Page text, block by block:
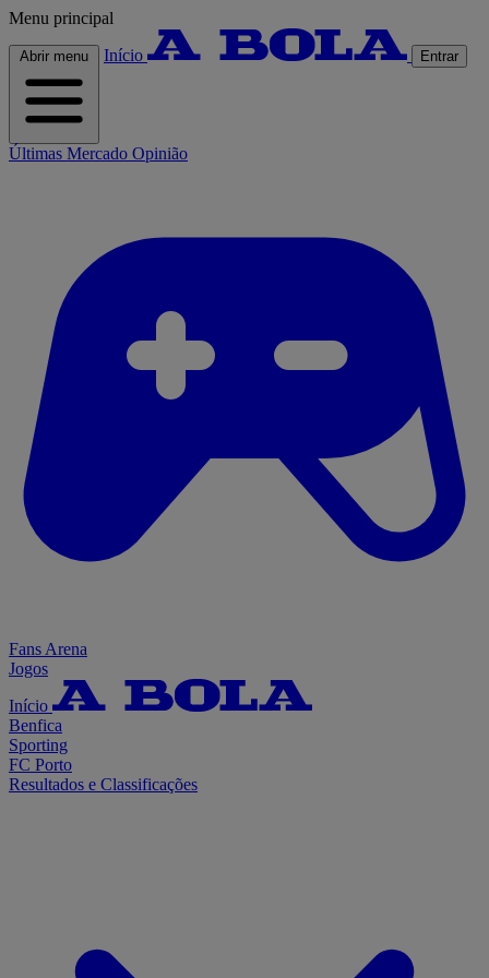
Menu principal
Abrir menu Início Entrar
Últimas Mercado Opinião
Fans Arena
Jogos
Início
Benfica
Sporting
FC Porto
Resultados e Classificações